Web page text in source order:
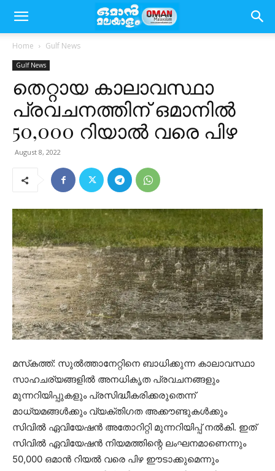
Home Gulf News
Gulf News
തെറ്റായ കാലാവസ്ഥാ
പ്രവചനത്തിന് ഒമാനിൽ
50,000 റിയാൽ വരെ പിഴ
August 8, 2022
മസ്‌കത്ത്: സുൽത്താനേറ്റിനെ ബാധിക്കുന്ന കാലാവസ്ഥാ
സാഹചര്യങ്ങളിൽ അനധികൃത പ്രവചനങ്ങളും
മുന്നറിയിപ്പുകളും പ്രസിദ്ധീകരിക്കരുതെന്ന്
മാധ്യമങ്ങൾക്കും വ്യക്തിഗത അക്കൗണ്ടുകൾക്കും
സിവിൽ ഏവിയേഷൻ അതോറിറ്റി മുന്നറിയിപ്പ് നൽകി. ഇത്
സിവിൽ ഏവിയേഷൻ നിയമത്തിന്റെ ലംഘനമാണെന്നും
50,000 ഒമാൻ റിയൽ വരെ പിഴ ഈടാക്കുമെന്നും